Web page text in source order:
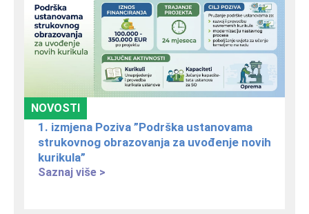
NOVOSTI
1. izmjena Poziva ”Podrška ustanovama
strukovnog obrazovanja za uvođenje novih
kurikula”
Saznaj više >